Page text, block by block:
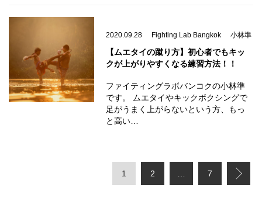
2020.09.28 Fighting Lab Bangkok 小林準
【ムエタイの蹴り方】初心者でもキッ
クが上がりやすくなる練習方法！！
ファイティングラボバンコクの小林準
です。 ムエタイやキックボクシングで
足がうまく上がらないという方、もっ
と高い…
1 2 7